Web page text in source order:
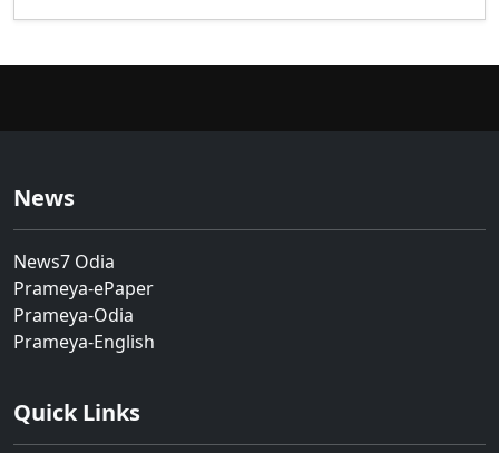
News
News7 Odia
Prameya-ePaper
Prameya-Odia
Prameya-English
Quick Links